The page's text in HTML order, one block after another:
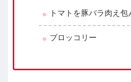
トマトを豚バラ肉え
ブロッコリー